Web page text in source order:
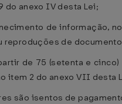
do anexo IV desta Lei;
de informação,
reproduções de
de 75 (setenta e cinco)
item 2 do anexo VII desta
são isentos de